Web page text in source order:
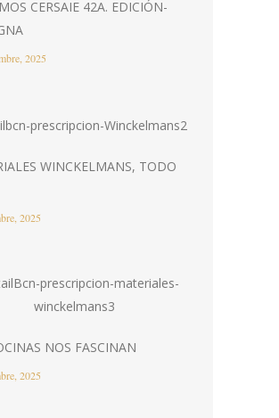
CERSAIE 42A. EDICIÓN-
2025
WINCKELMANS, TODO
2025
NOS FASCINAN
2025